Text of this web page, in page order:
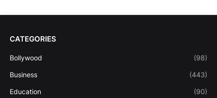
CATEGORIES
Bollywood (98)
Business (443)
Education (90)